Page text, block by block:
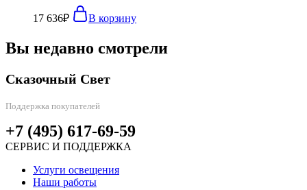
17 636₽ В корзину
Вы недавно смотрели
Сказочный Свет
Поддержка покупателей
+7 (495) 617-69-59
СЕРВИС И ПОДДЕРЖКА
Услуги освещения
Наши работы